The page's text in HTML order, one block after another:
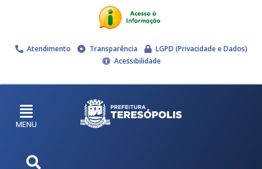
Atendimento Transparência
LGPD (Privacidade e Dados)
Acessibilidade
MENU